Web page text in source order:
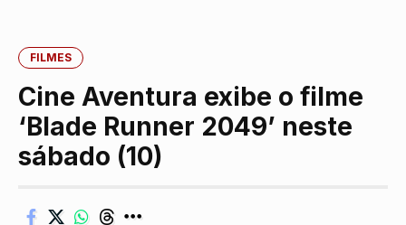
FILMES
Cine Aventura exibe o filme
‘Blade Runner 2049’ neste
sábado (10)